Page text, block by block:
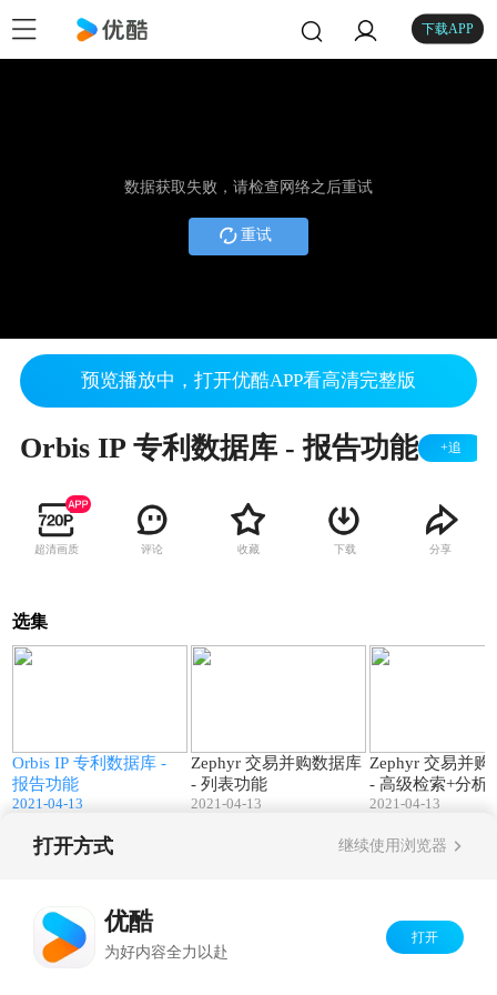
下载APP
数据获取失败，请检查网络之后重试
重试
预览播放中，打开优酷APP看高清完整版
Orbis IP 专利数据库 - 报告功能 +追
超清画质 评论 收藏 下载 分享
选集
Orbis IP 专利数据库 -
报告功能
2021-04-13
Zephyr 交易并购数据库
- 列表功能
2021-04-13
Zephyr 交易并购
- 高级检索+分析
2021-04-13
打开方式 继续使用浏览器
优酷
为好内容全力以赴
打开